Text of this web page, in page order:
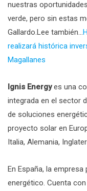
nuestras
verde, pero sin estas
Gallardo.Lee también…
realizará histórica
Magallanes
Ignis Energyes una
integrada en el sector
de soluciones
proyecto solar en
Italia, Alemania,
En España, la
energético. Cuenta